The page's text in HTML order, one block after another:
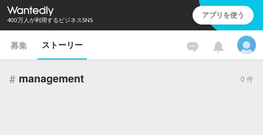
400万人が利用するビジネスSNS アプリを使う
募集 ストーリー
# management 0 件